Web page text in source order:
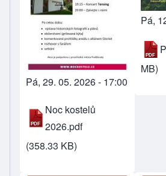
Pá, 29. 05. 2026 - 17:00
Noc kostelů
2026.pdf
(358.33 KB)
Pá,
MB)